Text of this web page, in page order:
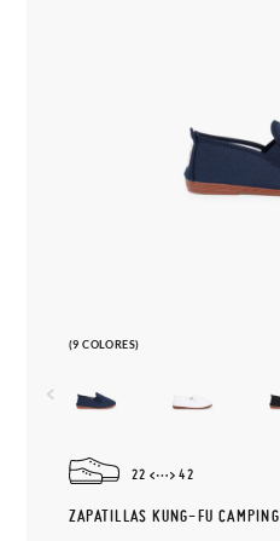
(9 COLORES)
22 42
ZAPATILLAS KUNG-FU CAMPING